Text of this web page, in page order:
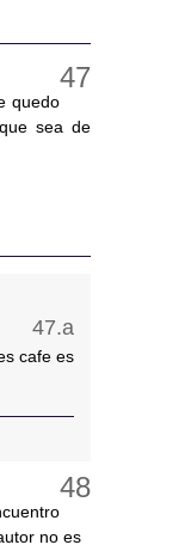
quedo
sea de
cafe es
no es